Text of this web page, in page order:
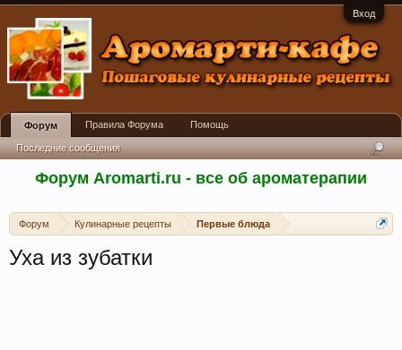
Вход
Форум Aromarti.ru - все об ароматерапии
Форум Кулинарные рецепты Первые блюда
Уха из зубатки
Форум
Последние сообщения
Правила Форума Помощь